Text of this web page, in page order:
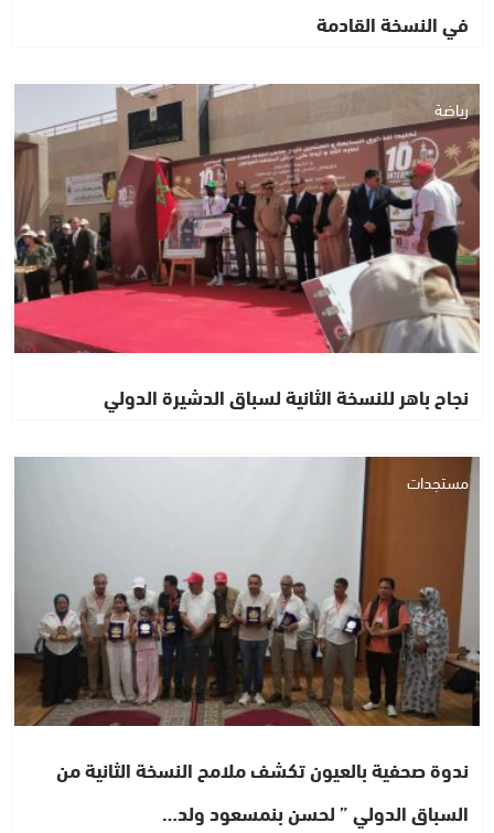
في النسخة القادمة
رياضة
نجاح باهر للنسخة الثانية لسباق الدشيرة الدولي
مستجدات
ندوة صحفية بالعيون تكشف ملامح النسخة الثانية من
السباق الدولي ” لحسن بنمسعود ولد…